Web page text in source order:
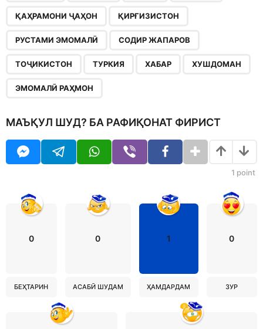
ҚАҲРАМОНИ ҶАҲОН ҚИРҒИЗИСТОН
РУСТАМИ ЭМОМАЛӢ СОДИР ЖАПАРОВ
ТОҶИКИСТОН ТУРКИЯ ХАБАР ХУШДОМАН
ЭМОМАЛӢ РАҲМОН
МАЪҚУЛ ШУД? БА РАФИҚОНАТ ФИРИСТ
1 point
0
БЕҲТАРИН
0
АСАБӢ ШУДАМ
1
ҲАМДАРДАМ
0
ЗУР